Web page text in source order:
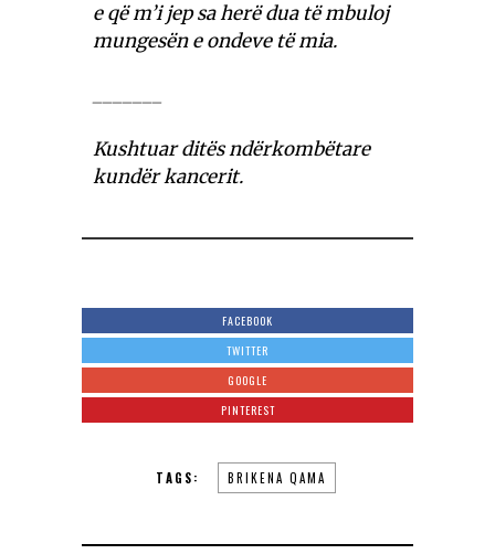
e që m’i jep sa herë dua të mbuloj
mungesën e ondeve të mia.
Kushtuar ditës ndërkombëtare
kundër kancerit.
FACEBOOK
TWITTER
GOOGLE
PINTEREST
TAGS: BRIKENA QAMA